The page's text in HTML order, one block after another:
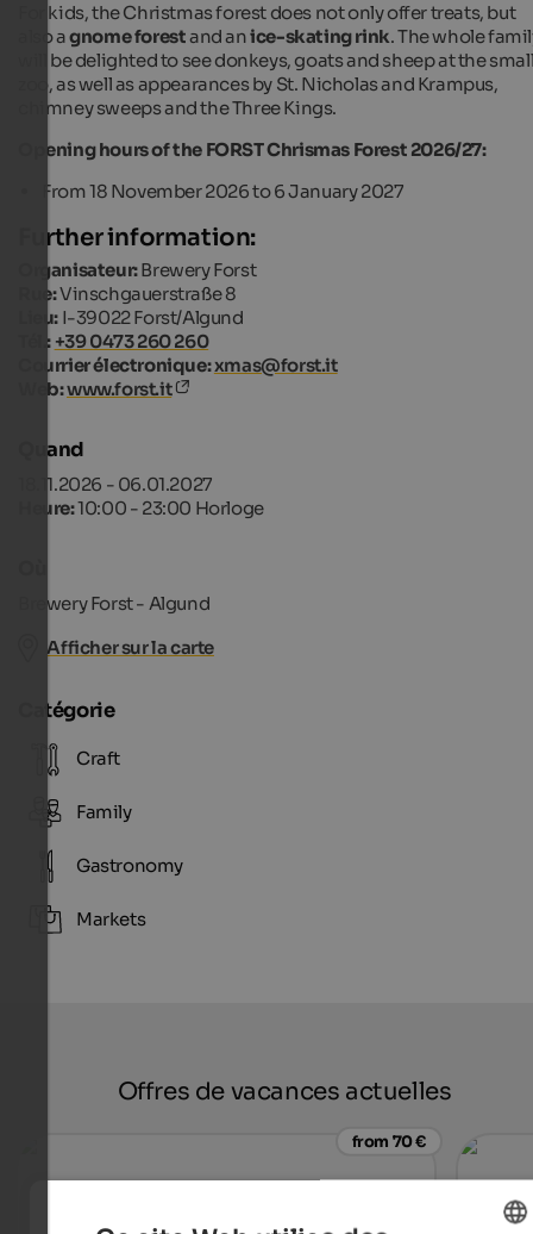
For kids, the Christmas forest does not only offer treats, but
also agnome forestand anice-skating rink.The whole
will be delighted to see donkeys, goats and sheep at the
zoo, as well as appearances by St. Nicholas and Krampus,
chimney sweeps and the Three Kings.
Opening hours of the FORST Chrismas Forest 2026/27:
From 18 November 2026 to 6 January 2027
Further information:
Organisateur:Brewery Forst
Rue:Vinschgauerstraße 8
Lieu: I-39022 Forst/Algund
Tél.: +39 0473 260 260
Courrier électronique:xmas@forst.it
Web:www.forst.it
Quand
18.11.2026 - 06.01.2027
Heure:10:00 - 23:00 Horloge
Brewery Forst - Algund
Afficher sur la carte
Catégorie
Craft
Family
Gastronomy
Markets
Offres de vacances actuelles
from 70 €